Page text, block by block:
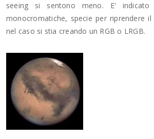
seeing si sentono meno. E'
monocromatiche, specie per riprendere il
nel caso si stia creando un RGB o LRGB.